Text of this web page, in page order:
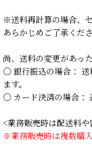
※送料再計算の場合、
あらかじめご了承くださ
尚、送料の変更があっ
○ 銀行振込の場合： 送
ます。
○ カード決済の場合：
<業務販売時は配送料
※業務販売時は複数購